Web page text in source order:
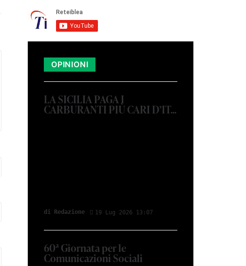
OPINIONI
LA SICILIA PAGA I
CARBURANTI PIÙ CARI D’IT...
di Redazione 19 Lug 2026 13:07
60ª Giornata per le
Comunicazioni Sociali